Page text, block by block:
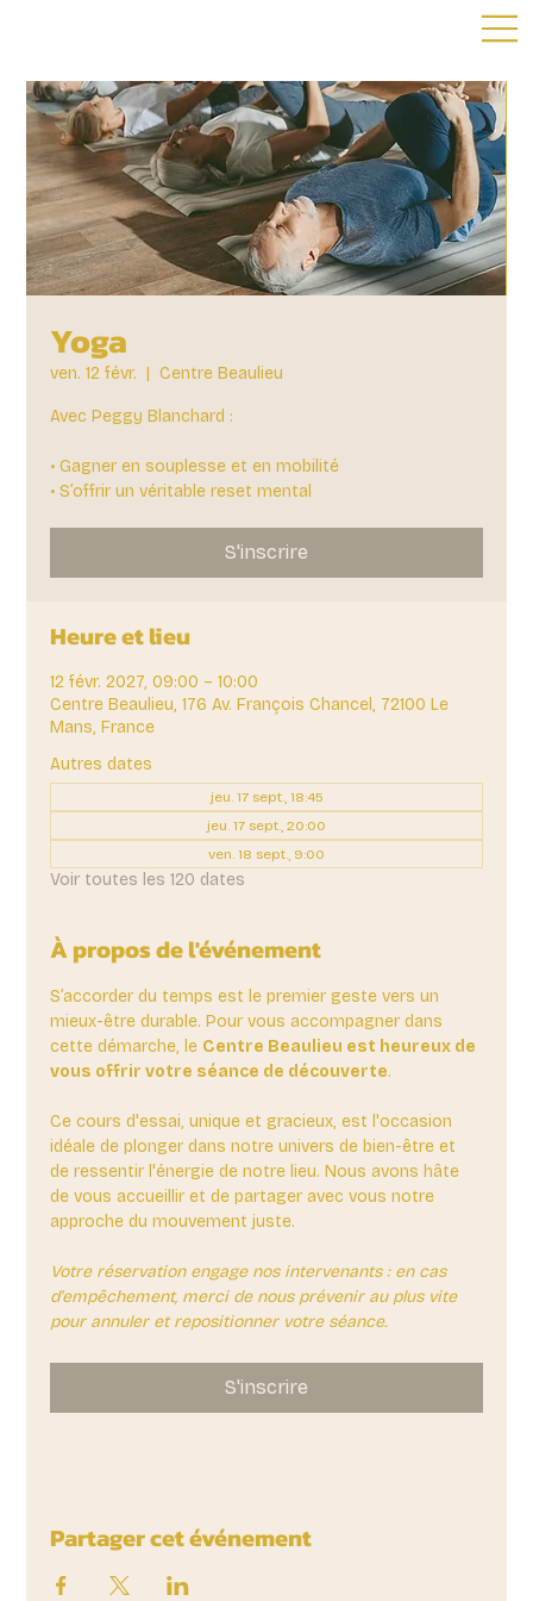
Yoga
ven. 12 févr.
  |
Centre Beaulieu
Avec Peggy Blanchard :
• Gagner en souplesse et en mobilité
• S’offrir un véritable reset mental
S'inscrire
Heure et lieu
12 févr. 2027, 09:00 – 10:00
Centre Beaulieu, 176 Av. François Chancel, 72100 Le
Mans, France
Autres dates
jeu. 17 sept., 18:45
jeu. 17 sept., 20:00
ven. 18 sept., 9:00
Voir toutes les 120 dates
À propos de l'événement
S’accorder du temps est le premier geste vers un
mieux-être durable. Pour vous accompagner dans
cette démarche, le Centre Beaulieu est heureux de
vous offrir votre séance de découverte.
Ce cours d'essai, unique et gracieux, est l'occasion
idéale de plonger dans notre univers de bien-être et
de ressentir l'énergie de notre lieu. Nous avons hâte
de vous accueillir et de partager avec vous notre
approche du mouvement juste.
Votre réservation engage nos intervenants : en cas
d'empêchement, merci de nous prévenir au plus vite
pour annuler et repositionner votre séance.
S'inscrire
Partager cet événement